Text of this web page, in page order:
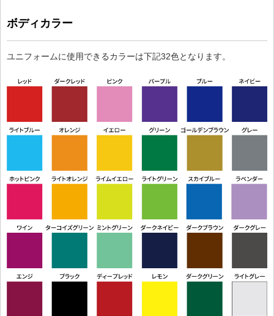
ボディカラー
ユニフォームに使用できるカラーは下記32色となります。